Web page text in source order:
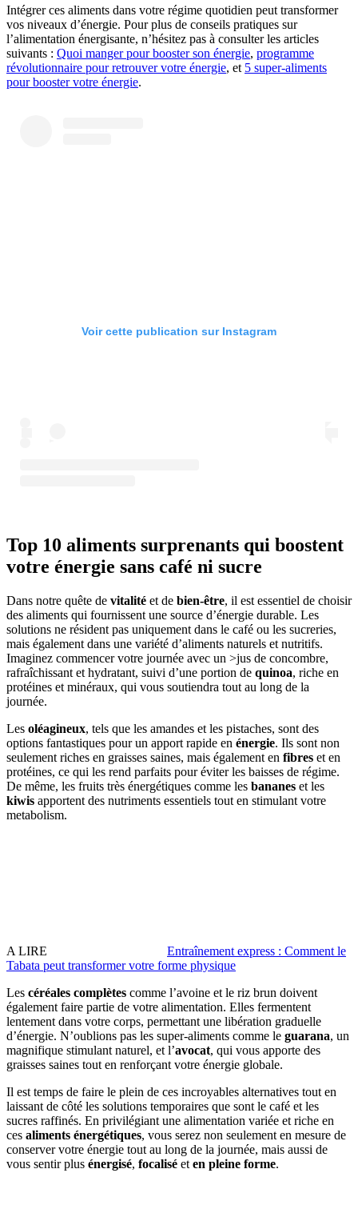
Intégrer ces aliments dans votre régime quotidien peut transformer
vos niveaux d’énergie. Pour plus de conseils pratiques sur
l’alimentation énergisante, n’hésitez pas à consulter les articles
suivants : Quoi manger pour booster son énergie, programme
révolutionnaire pour retrouver votre énergie, et 5 super-aliments
pour booster votre énergie.
Voir cette publication sur Instagram
Top 10 aliments surprenants qui boostent
votre énergie sans café ni sucre
Dans notre quête de vitalité et de bien-être, il est essentiel de choisir
des aliments qui fournissent une source d’énergie durable. Les
solutions ne résident pas uniquement dans le café ou les sucreries,
mais également dans une variété d’aliments naturels et nutritifs.
Imaginez commencer votre journée avec un >jus de concombre,
rafraîchissant et hydratant, suivi d’une portion de quinoa, riche en
protéines et minéraux, qui vous soutiendra tout au long de la
journée.
Les oléagineux, tels que les amandes et les pistaches, sont des
options fantastiques pour un apport rapide en énergie. Ils sont non
seulement riches en graisses saines, mais également en fibres et en
protéines, ce qui les rend parfaits pour éviter les baisses de régime.
De même, les fruits très énergétiques comme les bananes et les
kiwis apportent des nutriments essentiels tout en stimulant votre
metabolism.
A LIRE
Entraînement express : Comment le
Tabata peut transformer votre forme physique
Les céréales complètes comme l’avoine et le riz brun doivent
également faire partie de votre alimentation. Elles fermentent
lentement dans votre corps, permettant une libération graduelle
d’énergie. N’oublions pas les super-aliments comme le guarana, un
magnifique stimulant naturel, et l’avocat, qui vous apporte des
graisses saines tout en renforçant votre énergie globale.
Il est temps de faire le plein de ces incroyables alternatives tout en
laissant de côté les solutions temporaires que sont le café et les
sucres raffinés. En privilégiant une alimentation variée et riche en
ces aliments énergétiques, vous serez non seulement en mesure de
conserver votre énergie tout au long de la journée, mais aussi de
vous sentir plus énergisé, focalisé et en pleine forme.